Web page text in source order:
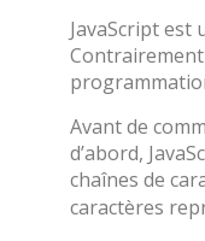
JavaScript
Contrairement
Avant de
d’abord,
chaînes de
caractères